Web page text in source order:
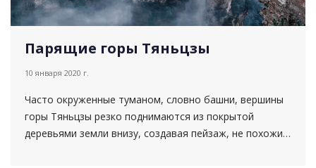
Парящие горы Тяньцзы
10 января 2020 г.
Часто окруженные туманом, словно башни, вершины
горы Тяньцзы резко поднимаются из покрытой
деревьями земли внизу, создавая пейзаж, не похожий